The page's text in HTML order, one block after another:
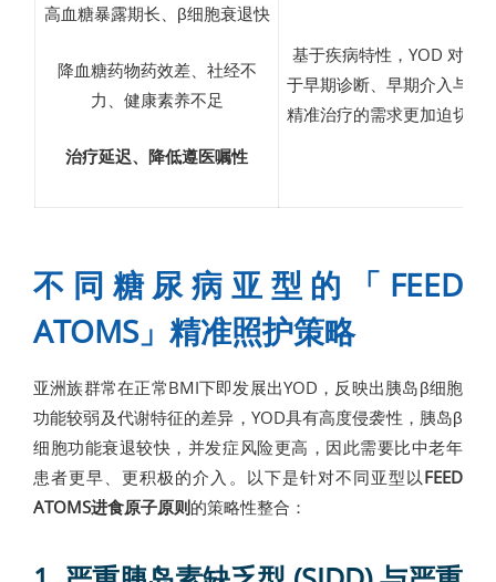
高血糖暴露期长、β细胞衰退快
降血糖药物药效差、社经不
力、健康素养不足
治疗延迟、降低遵医嘱性
基于疾病特性，YOD 对
于早期诊断、早期介入与
精准治疗的需求更加迫切
不同糖尿病亚型的「FEED
ATOMS」精准照护策略
亚洲族群常在正常BMI下即发展出YOD，反映出胰岛β细胞
功能较弱及代谢特征的差异，YOD具有高度侵袭性，胰岛β
细胞功能衰退较快，并发症风险更高，因此需要比中老年
患者更早、更积极的介入。以下是针对不同亚型以FEED
ATOMS进食原子原则的策略性整合：